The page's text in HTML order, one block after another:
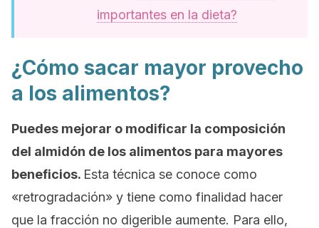
importantes en la dieta?
¿Cómo sacar mayor provecho
a los alimentos?
Puedes mejorar o modificar la composición
del almidón de los alimentos para mayores
beneficios. Esta técnica se conoce como
«retrogradación» y tiene como finalidad hacer
que la fracción no digerible aumente. Para ello,